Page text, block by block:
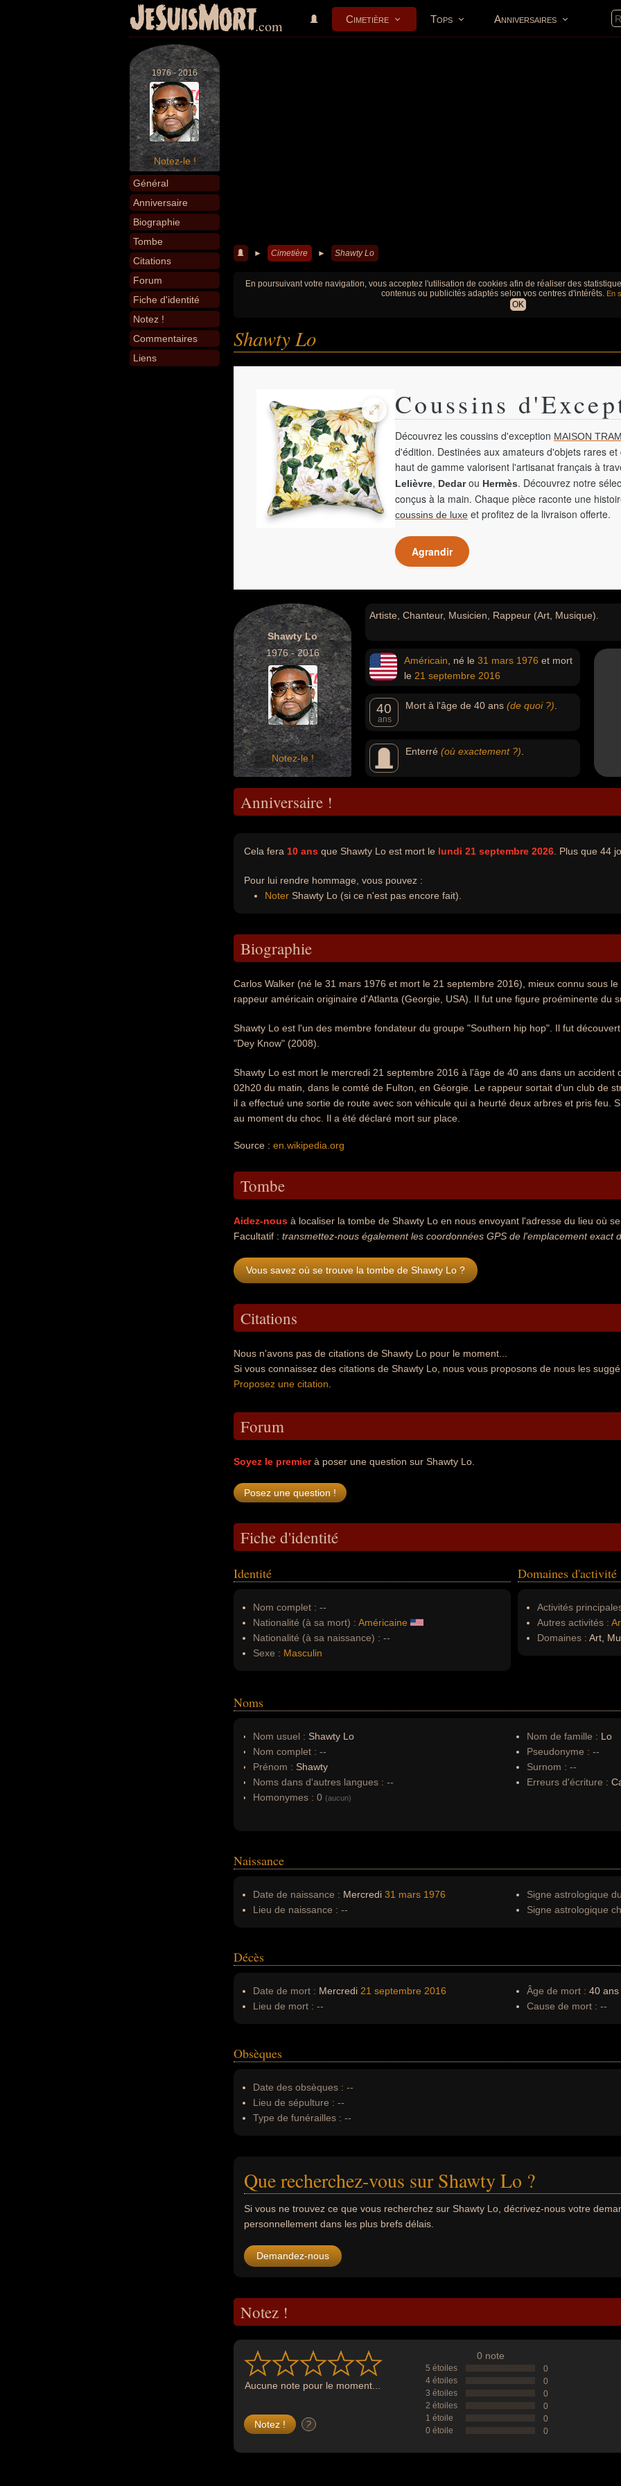
JeSuisMort.com Cimetière Tops Anniversaires
1976 - 2016
Notez-le !
Général
Anniversaire
Biographie
Tombe
Citations
Forum
Fiche d'identité
Notez !
Commentaires
Liens
► Cimetière ► Shawty Lo
En poursuivant votre navigation, vous acceptez l'utilisation de cookies afin de réaliser des
contenus ou publicités adaptés selon vos centres d'intérêts. En
OK
Shawty Lo
Coussins
Découvrez les coussins d'exception MAISON
d'édition. Destinées aux amateurs d'objets rares
haut de gamme valorisent l'artisanat français à
Lelièvre, Dedarou Hermès. Découvrez notre
conçus à la main. Chaque pièce raconte une
coussins de luxe et profitez de la livraison offerte.
Agrandir
Shawty Lo
1976 - 2016
Notez-le !
Artiste, Chanteur, Musicien, Rappeur (Art, Musique).
Américain , né le 31 mars 1976 et mort
le 21 septembre 2016
40
ans
Mort à l'âge de 40 ans (de quoi ?)
Enterré (où exactement ?)
Anniversaire !
Cela fera 10 ans que Shawty Lo est mort le lundi 21 septembre 2026 . Plus que 44
Pour lui rendre hommage, vous pouvez :
Noter Shawty Lo (si ce n'est pas encore fait).
Biographie
Carlos Walker (né le 31 mars 1976 et mort le 21 septembre 2016), mieux connu sous
rappeur américain originaire d'Atlanta (Georgie, USA). Il fut une figure proéminente du
Shawty Lo est l'un des membre fondateur du groupe "Southern hip hop". Il fut
"Dey Know" (2008).
Shawty Lo est mort le mercredi 21 septembre 2016 à l'âge de 40 ans dans un accident
02h20 du matin, dans le comté de Fulton, en Géorgie. Le rappeur sortait d'un club de
il a effectué une sortie de route avec son véhicule qui a heurté deux arbres et pris feu.
au moment du choc. Il a été déclaré mort sur place.
Source : en.wikipedia.org
Tombe
Aidez-nous à localiser la tombe de Shawty Lo en nous envoyant l'adresse du lieu où
Facultatif : transmettez-nous également les coordonnées GPS de l'emplacement exact
Vous savez où se trouve la tombe de Shawty Lo ?
Citations
Nous n'avons pas de citations de Shawty Lo pour le moment...
Si vous connaissez des citations de Shawty Lo, nous vous proposons de nous les
Proposez une citation
Forum
Soyez le premierà poser une question sur Shawty Lo.
Fiche d'identité
Identité
Nom complet : --
Nationalité (à sa mort) : Américaine
Nationalité (à sa naissance) : --
Sexe : Masculin
Domaines d'activité
Activités
Autres activités :
Domaines : Art,
Noms
Nom usuel : Shawty Lo
Nom complet : --
Prénom : Shawty
Noms dans d'autres langues : --
Homonymes : 0 (aucun)
Nom de famille : Lo
Pseudonyme : --
Surnom : --
Erreurs d'écriture :
Naissance
Date de naissance : Mercredi 31 mars 1976
Lieu de naissance : --
Signe astrologique
Signe astrologique
Décès
Date de mort : Mercredi 21 septembre 2016
Lieu de mort : --
Âge de mort : 40 ans
Cause de mort : --
Obsèques
Date des obsèques : --
Lieu de sépulture : --
Type de funérailles : --
Que recherchez-vous sur Shawty Lo ?
Si vous ne trouvez ce que vous recherchez sur Shawty Lo, décrivez-nous votre
personnellement dans les plus brefs délais.
Demandez-nous
Notez !
Aucune note pour le moment...
?
0 note
5 étoiles
0
4 étoiles
0
3 étoiles
0
2 étoiles
0
1 étoile
0
0 étoile
0